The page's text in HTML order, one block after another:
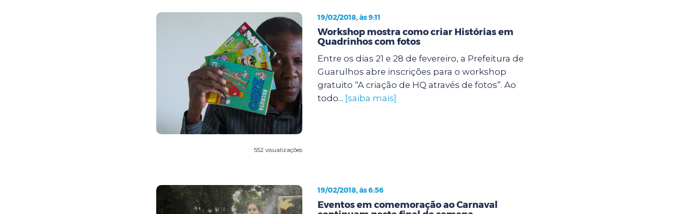
552 visualizações
19/02/2018, às 9:11
Workshop mostra como criar Histórias em
Quadrinhos com fotos
Entre os dias 21 e 28 de fevereiro, a Prefeitura de
Guarulhos abre inscrições para o workshop
gratuito “A criação de HQ através de fotos”. Ao
todo... [saiba mais]
19/02/2018, às 6:56
Eventos em comemoração ao Carnaval